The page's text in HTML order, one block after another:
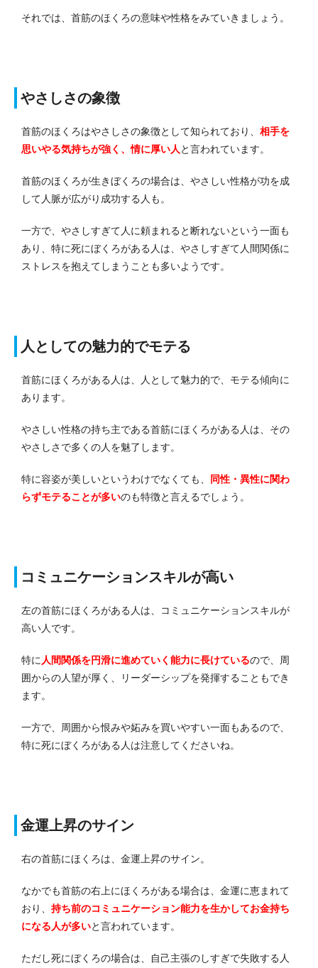
それでは、首筋のほくろの意味や性格をみていきましょう。
やさしさの象徴
首筋のほくろはやさしさの象徴として知られており、 相手を
思いやる気持ちが強く、情に厚い人 と言われています。
首筋のほくろが生きぼくろの場合は、やさしい性格が功を成
して人脈が広がり成功する人も。
一方で、やさしすぎて人に頼まれると断れないという一面も
あり、特に死にぼくろがある人は、やさしすぎて人間関係に
ストレスを抱えてしまうことも多いようです。
人としての魅力的でモテる
首筋にほくろがある人は、人として魅力的で、モテる傾向に
あります。
やさしい性格の持ち主である首筋にほくろがある人は、その
やさしさで多くの人を魅了します。
特に容姿が美しいというわけでなくても、
同性・異性に関わ
らずモテることが多いのも特徴と言えるでしょう。
コミュニケーションスキルが高い
左の首筋にほくろがある人は、コミュニケーションスキルが
高い人です。
特に 人間関係を円滑に進めていく能力に長けているので、周
囲からの人望が厚く、リーダーシップを発揮することもでき
ます。
一方で、周囲から恨みや妬みを買いやすい一面もあるので、
特に死にぼくろがある人は注意してくださいね。
金運上昇のサイン
右の首筋にほくろは、金運上昇のサイン。
なかでも首筋の右上にほくろがある場合は、金運に恵まれて
おり、 持ち前のコミュニケーション能力を生かしてお金持ち
になる人が多いと言われています。
ただし死にぼくろの場合は、自己主張のしすぎで失敗する人